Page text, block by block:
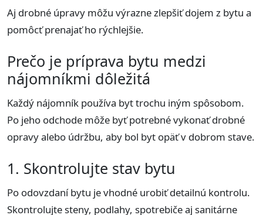
Aj drobné úpravy môžu výrazne zlepšiť dojem z bytu a
pomôcť prenajať ho rýchlejšie.
Prečo je príprava bytu medzi
nájomníkmi dôležitá
Každý nájomník používa byt trochu iným spôsobom.
Po jeho odchode môže byť potrebné vykonať drobné
opravy alebo údržbu, aby bol byt opäť v dobrom stave.
1. Skontrolujte stav bytu
Po odovzdaní bytu je vhodné urobiť detailnú kontrolu.
Skontrolujte steny, podlahy, spotrebiče aj sanitárne